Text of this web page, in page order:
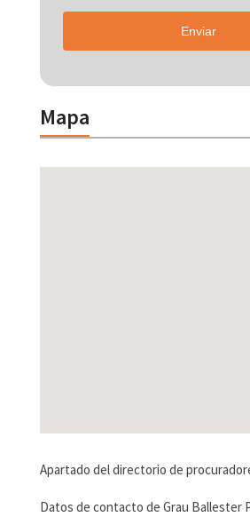
Enviar
Mapa
Apartado del directorio de
Datos de contacto de Grau Ballester